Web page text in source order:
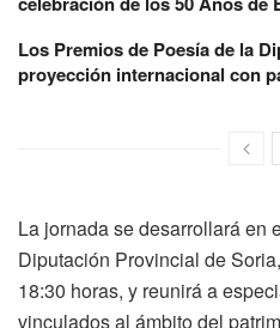
Los Premios de Poesía de la
proyección internacional con
La jornada se desarrollará en
Diputación Provincial de
18:30 horas, y reunirá a
vinculados al ámbito del